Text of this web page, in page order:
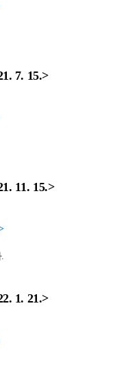
7. 15.>
11. 15.>
1. 21.>